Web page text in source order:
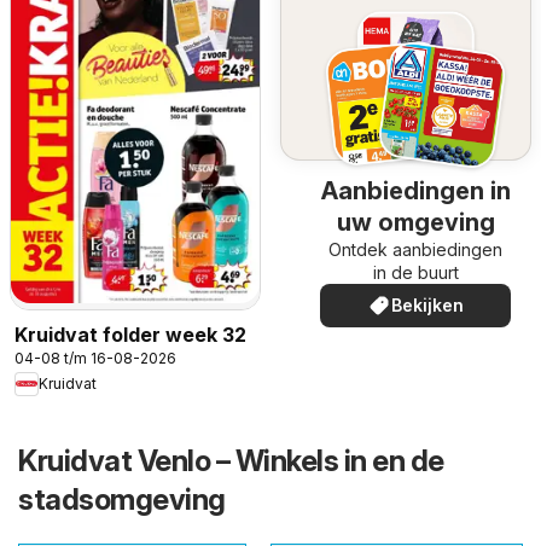
Kruidvat folder week 32
04-08 t/m 16-08-2026
Kruidvat
Aanbiedingen in
uw omgeving
Ontdek aanbiedingen
in de buurt
Bekijken
Kruidvat Venlo – Winkels in en de
stadsomgeving